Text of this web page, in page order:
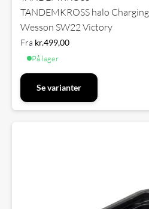
TANDEMKROSS halo
Wesson SW22 Victory
Fra kr.499,00
På lager
Se varianter